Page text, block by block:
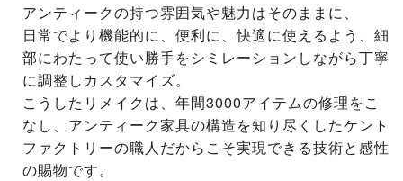
アンティークの持つ雰囲気や魅力はそのままに、
日常でより機能的に、便利に、快適に使えるよう、細
部にわたって使い勝手をシミレーションしながら丁寧
に調整しカスタマイズ。
こうしたリメイクは、年間3000アイテムの修理をこ
なし、アンティーク家具の構造を知り尽くしたケント
ファクトリーの職人だからこそ実現できる技術と感性
の賜物です。